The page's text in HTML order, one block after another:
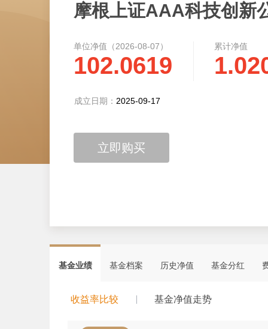
摩根上证AAA科技创新
单位净值（2026-08-07）
102.0619
累计净值
成立日期： 2025-09-17
立即购买
基金业绩 基金档案 历史净值 基金分红
收益率比较 基金净值走势